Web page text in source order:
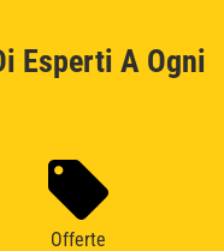
Esperti A Ogni
Offerte